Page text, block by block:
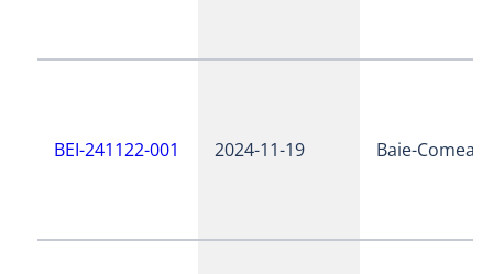
BEI-241122-001 2024-11-19 Baie-Comeau